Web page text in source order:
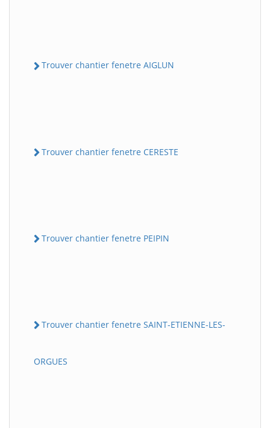
Trouver chantier fenetre AIGLUN
Trouver chantier fenetre CERESTE
Trouver chantier fenetre PEIPIN
Trouver chantier fenetre SAINT-ETIENNE-LES-
ORGUES